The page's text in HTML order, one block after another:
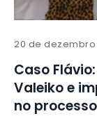
20 de dezembro
Caso
Valeiko e
no processo